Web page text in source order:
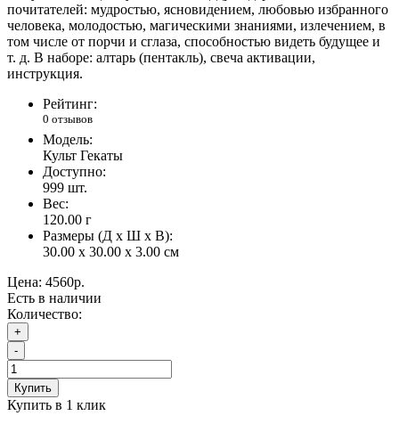
почитателей: мудростью, ясновидением, любовью избранного
человека, молодостью, магическими знаниями, излечением, в
том числе от порчи и сглаза, способностью видеть будущее и
т. д. В наборе: алтарь (пентакль), свеча активации,
инструкция.
Рейтинг:
0 отзывов
Модель:
Культ Гекаты
Доступно:
999 шт.
Вес:
120.00 г
Размеры (Д x Ш x В):
30.00 x 30.00 x 3.00 см
Цена: 4560р.
Есть в наличии
Количество:
+
-
Купить
Купить в 1 клик